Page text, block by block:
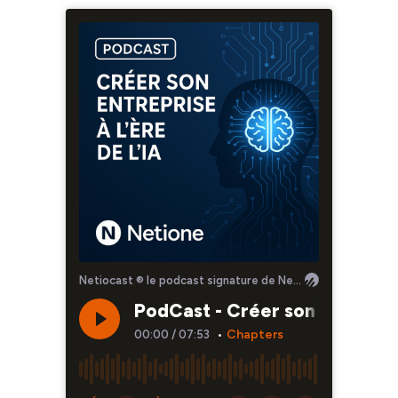
Netiocast ® le podcast signature de Netione ® par Noël LUDWIG
PodCast - Créer son
00:00 / 07:53 • Chapters